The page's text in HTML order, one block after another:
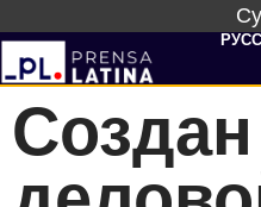
Создан